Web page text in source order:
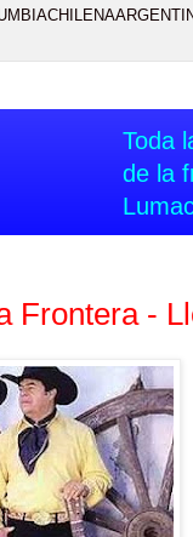
Toda
de la
Frontera -